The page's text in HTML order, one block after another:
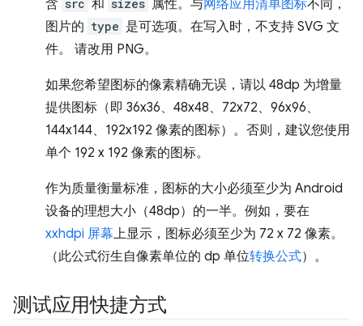
含 src 和 sizes 属性。与网络应用清单图标不同，
图片的 type 是可选项。在写入时，不支持 SVG 文
件。 请改用 PNG。
如果您希望图标的像素精确无误，请以 48dp 为增量
提供图标（即 36x36、48x48、72x72、96x96、
144x144、192x192 像素的图标）。否则，建议您使用
单个 192 x 192 像素的图标。
作为质量衡量标准，图标的大小必须至少为 Android
设备的理想大小（48dp）的一半。例如，要在
xxhdpi 屏幕上显示，图标必须至少为 72 x 72 像素。
（此公式衍生自像素单位的 dp 单位转换公式）。
测试应用快捷方式